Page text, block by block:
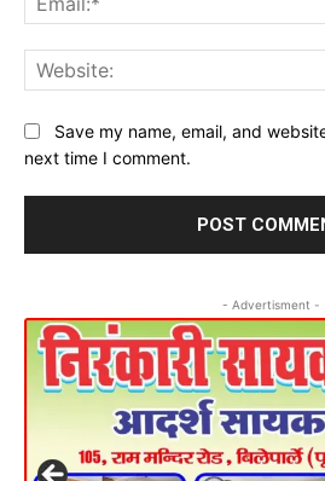
Save my name, email, and
next time I comment.
- Advertisment -